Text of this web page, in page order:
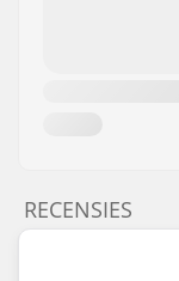
RECENSIES